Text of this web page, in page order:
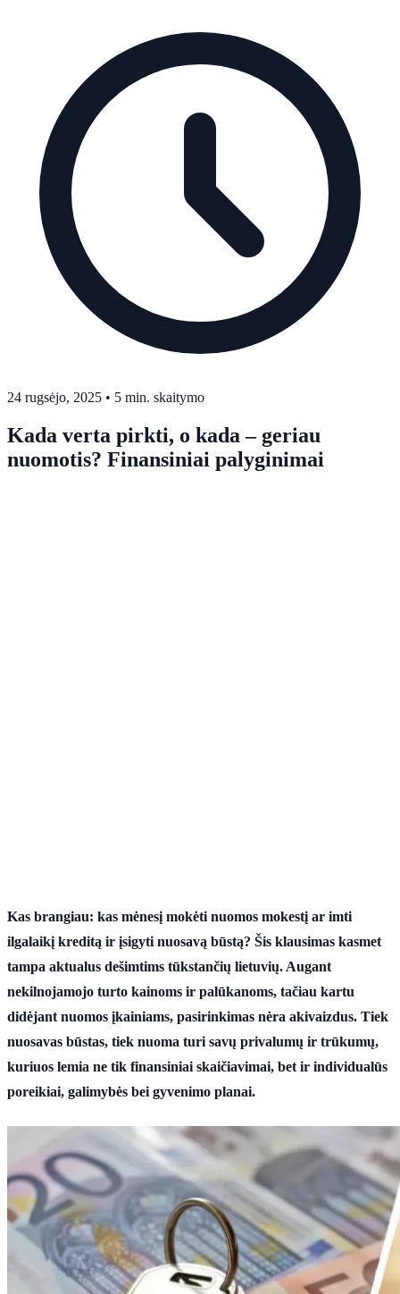
24 rugsėjo, 2025 • 5 min. skaitymo
Kada verta pirkti, o kada – geriau
nuomotis? Finansiniai palyginimai
Kas brangiau: kas mėnesį mokėti nuomos mokestį ar imti
ilgalaikį kreditą ir įsigyti nuosavą būstą? Šis klausimas kasmet
tampa aktualus dešimtims tūkstančių lietuvių. Augant
nekilnojamojo turto kainoms ir palūkanoms, tačiau kartu
didėjant nuomos įkainiams, pasirinkimas nėra akivaizdus. Tiek
nuosavas būstas, tiek nuoma turi savų privalumų ir trūkumų,
kuriuos lemia ne tik finansiniai skaičiavimai, bet ir individualūs
poreikiai, galimybės bei gyvenimo planai.